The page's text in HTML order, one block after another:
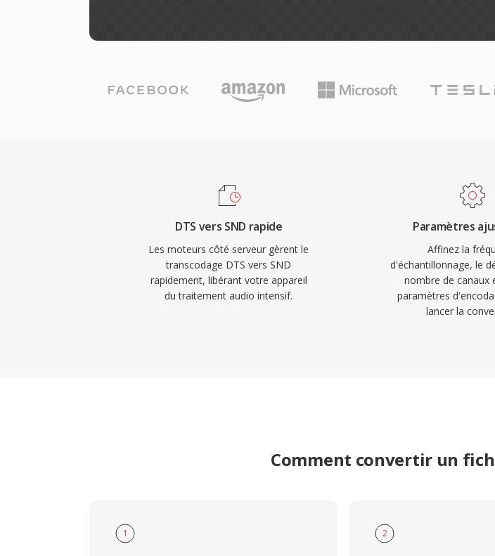
DTS vers SND rapide
Les moteurs côté serveur gèrent le
transcodage DTS vers SND
rapidement, libérant votre appareil
du traitement audio intensif.
Paramètres
Affinez la
d'échantillonnage, le
nombre de canaux
paramètres
lancer la
Comment convertir un
1 2